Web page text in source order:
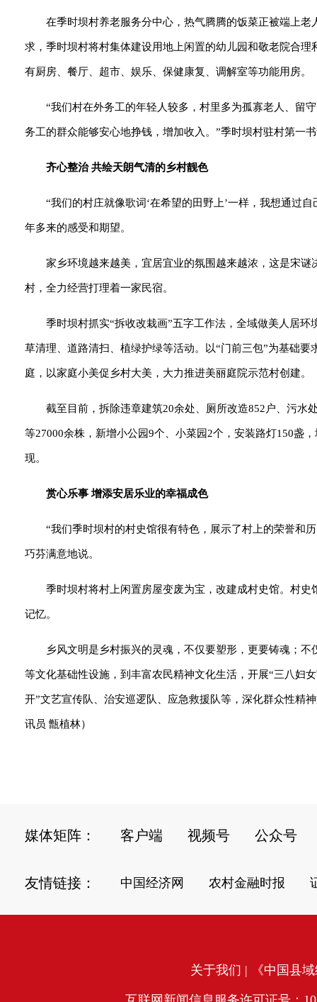
在季时坝村养老服务分中心，热气腾腾的饭菜正被端上
求，季时坝村将村集体建设用地上闲置的幼儿园和敬老院合
有厨房、餐厅、超市、娱乐、保健康复、调解室等功能用房。
“我们村在外务工的年轻人较多，村里多为孤寡老人、留
务工的群众能够安心地挣钱，增加收入。”季时坝村驻村第一
齐心整治 共绘天朗气清的乡村靓色
“我们的村庄就像歌词‘在希望的田野上’一样，我想通过
年多来的感受和期望。
家乡环境越来越美，宜居宜业的氛围越来越浓，这是宋
村，全力经营打理着一家民宿。
季时坝村抓实“拆收改栽画”五字工作法，全域做美人居
草清理、道路清扫、植绿护绿等活动。以“门前三包”为基础
庭，以家庭小美促乡村大美，大力推进美丽庭院示范村创建。
截至目前，拆除违章建筑20余处、厕所改造852户、污水
等27000余株，新增小公园9个、小菜园2个，安装路灯150盏
现。
赏心乐事 增添安居乐业的幸福成色
“我们季时坝村的村史馆很有特色，展示了村上的荣誉和
巧芬满意地说。
季时坝村将村上闲置房屋变废为宝，改建成村史馆。村
记忆。
乡风文明是乡村振兴的灵魂，不仅要塑形，更要铸魂；
等文化基础性设施，到丰富农民精神文化生活，开展“三八妇
开”文艺宣传队、治安巡逻队、应急救援队等，深化群众性精
讯员 甑植林）
媒体矩阵： 客户端 视频号 公众号
友情链接： 中国经济网 农村金融时报
关于我们 | 《中国县